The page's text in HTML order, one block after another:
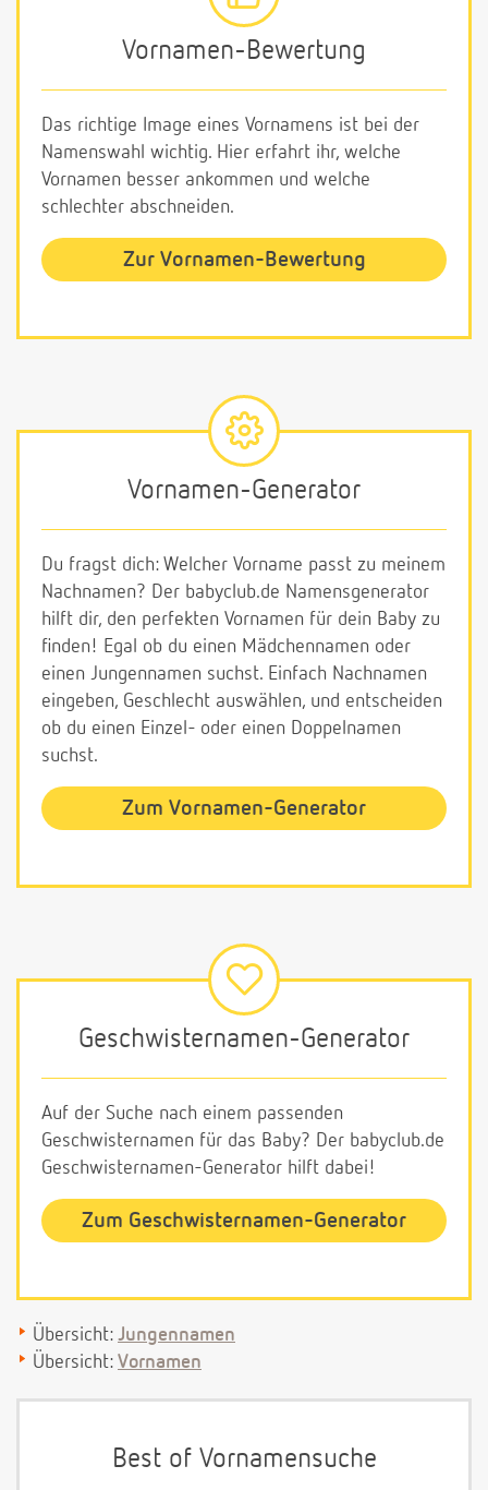
Vornamen-Bewertung
Das richtige Image eines Vornamens ist bei der
Namenswahl wichtig. Hier erfahrt ihr, welche
Vornamen besser ankommen und welche
schlechter abschneiden.
Zur Vornamen-Bewertung
Vornamen-Generator
Du fragst dich: Welcher Vorname passt zu meinem
Nachnamen? Der babyclub.de Namensgenerator
hilft dir, den perfekten Vornamen für dein Baby zu
finden! Egal ob du einen Mädchennamen oder
einen Jungennamen suchst. Einfach Nachnamen
eingeben, Geschlecht auswählen, und entscheiden
ob du einen Einzel- oder einen Doppelnamen
suchst.
Zum Vornamen-Generator
Geschwisternamen-Generator
Auf der Suche nach einem passenden
Geschwisternamen für das Baby? Der babyclub.de
Geschwisternamen-Generator hilft dabei!
Zum Geschwisternamen-Generator
Übersicht: Jungennamen
Übersicht: Vornamen
Best of Vornamensuche